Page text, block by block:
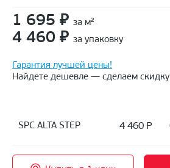
1 695 ₽ за м²
4 460 ₽ за упаковку
Гарантия лучшей цены!
Найдете дешевле — сделаем скидку
SPC ALTA STEP 4 460 Р